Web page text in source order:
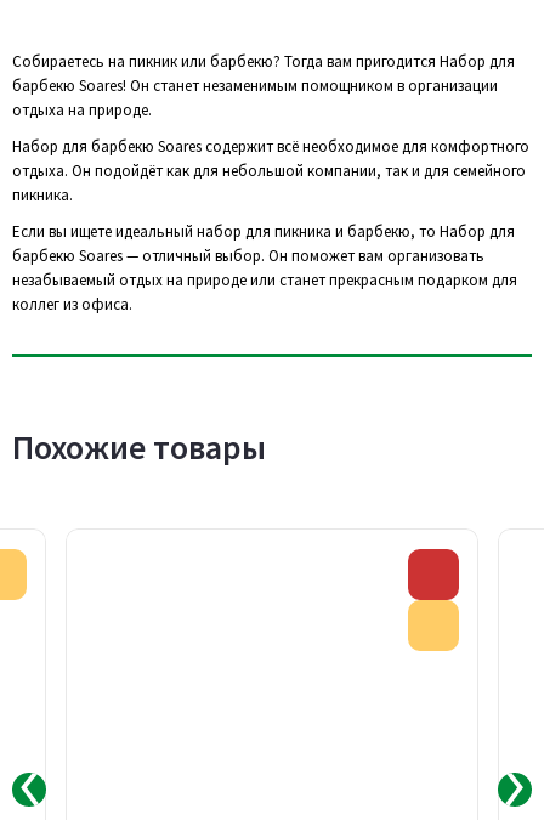
Собираетесь на пикник или барбекю? Тогда вам пригодится Набор для
барбекю Soares! Он станет незаменимым помощником в организации
отдыха на природе.
Набор для барбекю Soares содержит всё необходимое для комфортного
отдыха. Он подойдёт как для небольшой компании, так и для семейного
пикника.
Если вы ищете идеальный набор для пикника и барбекю, то Набор для
барбекю Soares — отличный выбор. Он поможет вам организовать
незабываемый отдых на природе или станет прекрасным подарком для
коллег из офиса.
Похожие товары